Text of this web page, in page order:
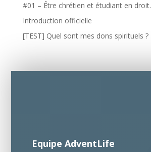
#01 – Être chrétien et étudiant en droit.
Introduction officielle
[TEST] Quel sont mes dons spirituels ?
Equipe AdventLife